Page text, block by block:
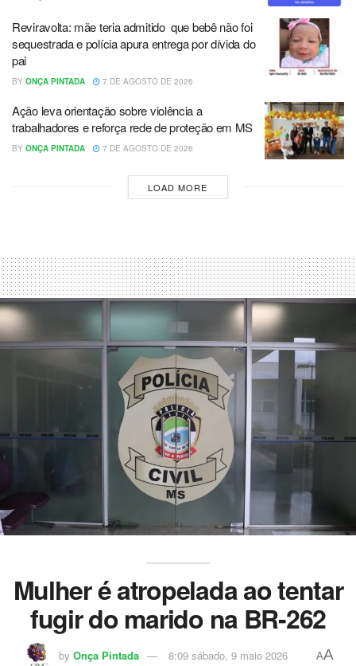
Reviravolta: mãe teria admitido que bebê não foi
sequestrada e polícia apura entrega por dívida do
pai
BY ONÇA PINTADA 7 DE AGOSTO DE 2026
Ação leva orientação sobre violência a
trabalhadores e reforça rede de proteção em MS
BY ONÇA PINTADA 7 DE AGOSTO DE 2026
LOAD MORE
Mulher é atropelada ao tentar
fugir do marido na BR-262
by Onça Pintada 8:09 sábado, 9 maio 2026 AA